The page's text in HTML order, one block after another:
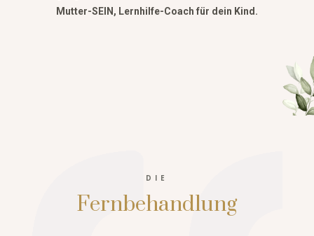
Mutter-SEIN, Lernhilfe-Coach für dein Kind.
DIE
Fernbehandlung